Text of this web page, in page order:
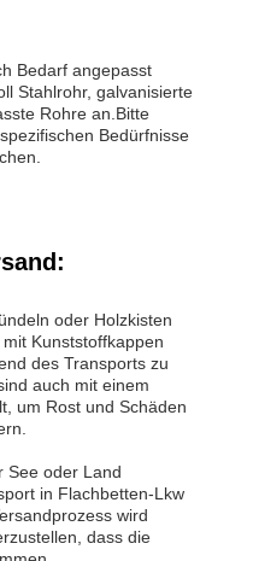
Bedarf angepasst
Stahlrohr, galvanisierte
Rohre an.Bitte
Bedürfnisse
oder Holzkisten
Kunststoffkappen
des Transports zu
auch mit einem
um Rost und Schäden
See oder Land
in Flachbetten-Lkw
wird
dass die